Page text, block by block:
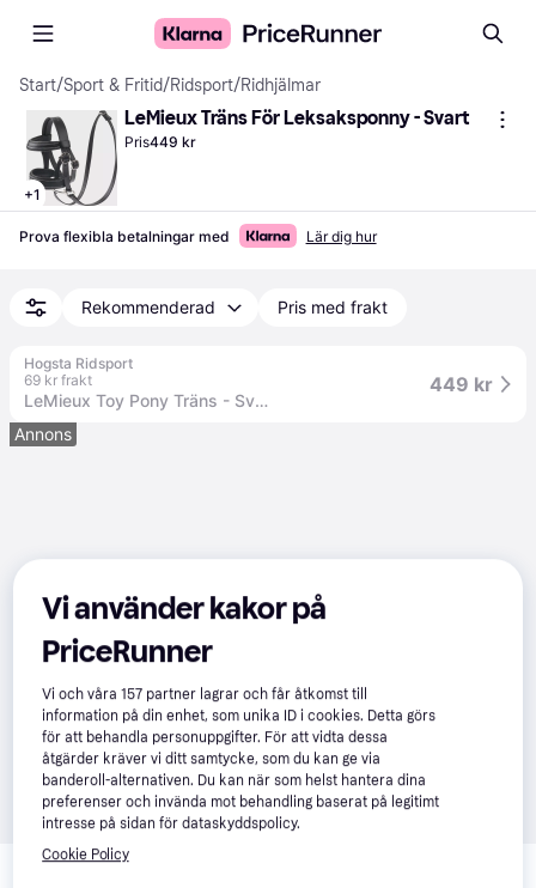
Start/Sport & Fritid/Ridsport/Ridhjälmar
+1
LeMieux Träns För Leksaksponny - Svart
Pris449 kr
Prova flexibla betalningar med Lär dig hur
Rekommenderad Pris med frakt
Hogsta Ridsport
69 kr frakt
LeMieux Toy Pony Träns - Svart, LeMieux
449 kr
Annons
Relaterade produkter
Vi använder kakor på
PriceRunner
Vi och våra157 partner lagrar och får åtkomst till
information på din enhet, som unika ID i cookies. Detta görs
för att behandla personuppgifter. För att vidta dessa
åtgärder kräver vi ditt samtycke, som du kan ge via
banderoll-alternativen. Du kan när som helst hantera dina
preferenser och invända mot behandling baserat på legitimt
intresse på sidan för dataskyddspolicy.
Cookie Policy